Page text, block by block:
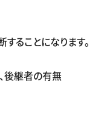
ることになります。
後継者の有無